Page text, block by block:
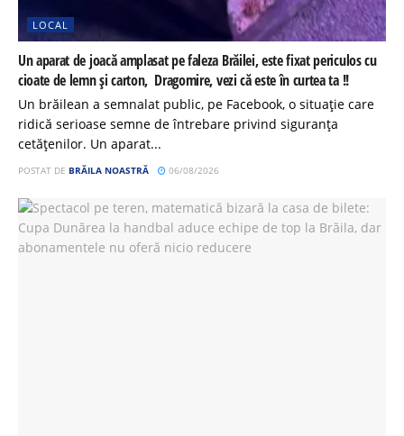
LOCAL
Un aparat de joacă amplasat pe faleza Brăilei, este fixat periculos cu
cioate de lemn și carton, Dragomire, vezi că este în curtea ta !!
Un brăilean a semnalat public, pe Facebook, o situație care
ridică serioase semne de întrebare privind siguranța
cetățenilor. Un aparat...
POSTAT DE BRĂILA NOASTRĂ 06/08/2026